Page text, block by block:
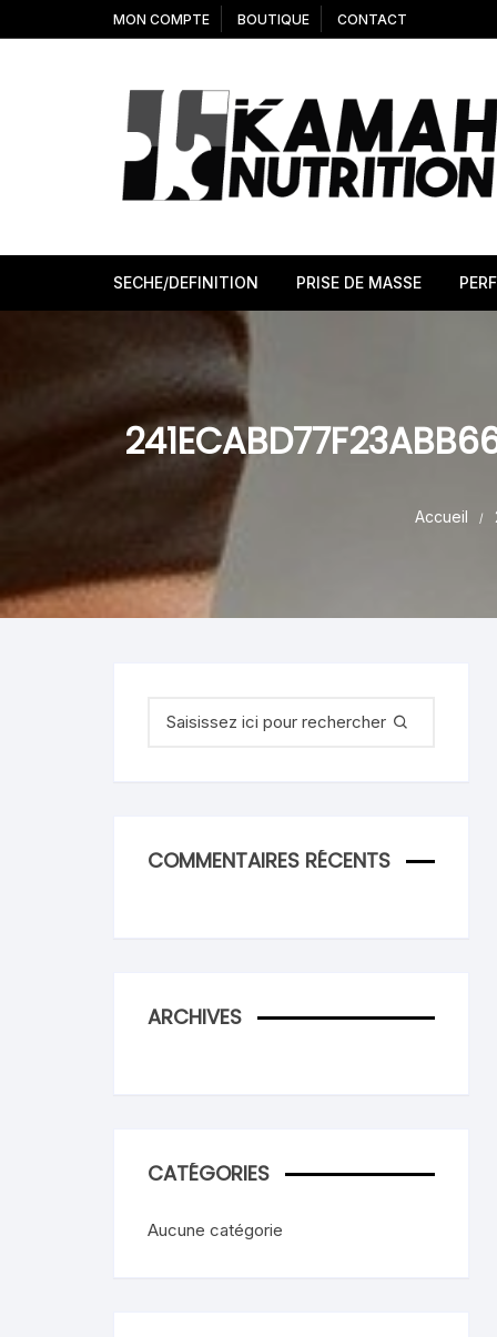
au
MON COMPTE BOUTIQUE CONTACT
SECHE/DEFINITION PRISE DE MASSE
Accueil
pour
COMMENTAIRES RÉCENTS
ARCHIVES
CATÉGORIES
Aucune catégorie